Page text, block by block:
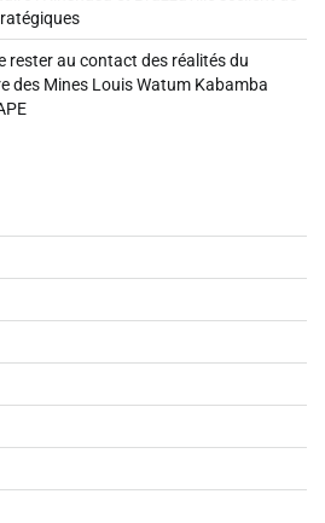
rester au contact des réalités du
des Mines Louis Watum Kabamba